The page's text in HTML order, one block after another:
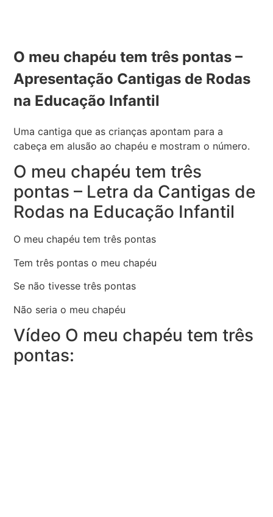
O meu chapéu tem três pontas –
Apresentação Cantigas de Rodas
na Educação Infantil
Uma cantiga que as crianças apontam para a
cabeça em alusão ao chapéu e mostram o número.
O meu chapéu tem três
pontas – Letra da Cantigas de
Rodas na Educação Infantil
O meu chapéu tem três pontas
Tem três pontas o meu chapéu
Se não tivesse três pontas
Não seria o meu chapéu
Vídeo O meu chapéu tem três
pontas: